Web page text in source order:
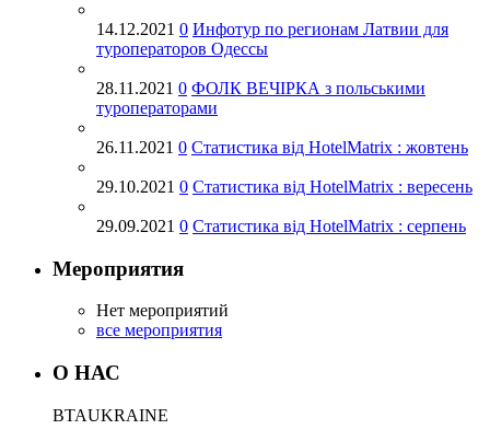
14.12.2021 0 Инфотур по регионам Латвии для
туроператоров Одессы
28.11.2021 0 ФОЛК ВЕЧІРКА з польськими
туроператорами
26.11.2021 0 Статистика від HotelMatrix : жовтень
29.10.2021 0 Статистика від HotelMatrix : вересень
29.09.2021 0 Статистика від HotelMatrix : серпень
Мероприятия
Нет мероприятий
все мероприятия
О НАС
BTAUKRAINE